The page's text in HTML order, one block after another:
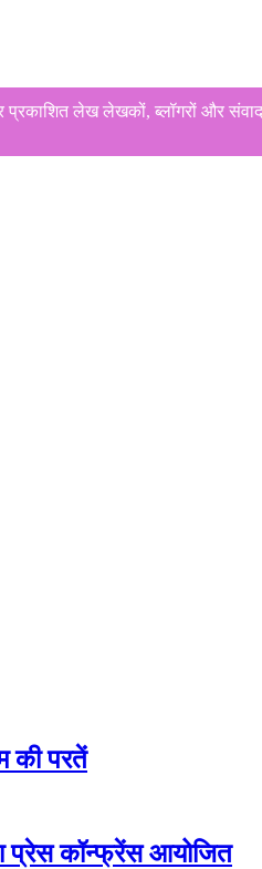
लेख लेखकों, ब्लॉगरों और
की परतें
प्रेस कॉन्फ्रेंस आयोजित